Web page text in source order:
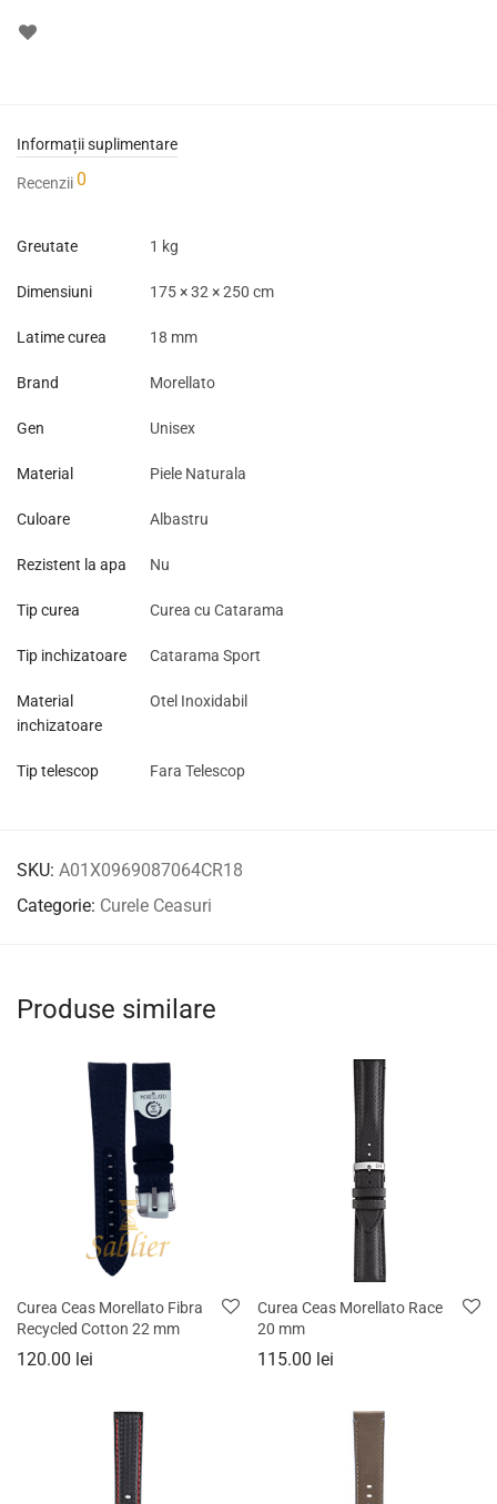
Informații suplimentare
Recenzii 0
Greutate 1 kg
Dimensiuni 175 × 32 × 250 cm
Latime curea 18 mm
Brand Morellato
Gen Unisex
Material Piele Naturala
Culoare Albastru
Rezistent la apa Nu
Tip curea Curea cu Catarama
Tip inchizatoare Catarama Sport
Material
inchizatoare
Otel Inoxidabil
Tip telescop Fara Telescop
SKU: A01X0969087064CR18
Categorie: Curele Ceasuri
Produse similare
Curea Ceas Morellato Fibra
Recycled Cotton 22 mm
120.00 lei
Curea Ceas Morellato Race
20 mm
115.00 lei